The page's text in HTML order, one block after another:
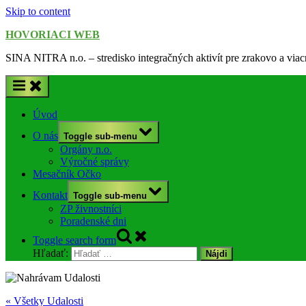
Skip to content
HOVORIACI WEB
SINA NITRA n.o. – stredisko integračných aktivít pre zrakovo a
Úvod
O nás Toggle sub-menu
Orgány n.o.
Výročné správy
Mesačník Očko
Kontakt Toggle sub-menu
ZP živnostníci
Poradenské dni
Toggle search form
Hľadať:
« Všetky Udalosti